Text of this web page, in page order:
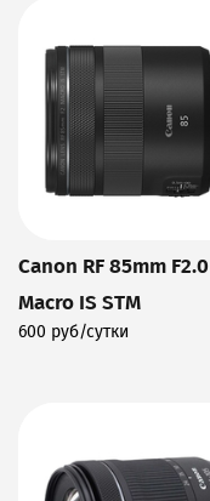
Canon RF 85mm F2.0
Macro IS STM
600 руб/сутки